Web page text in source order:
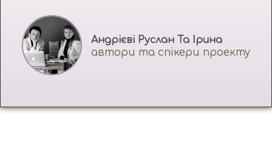
Андрієві Руслан Та Ірина
автори та спікери проекту